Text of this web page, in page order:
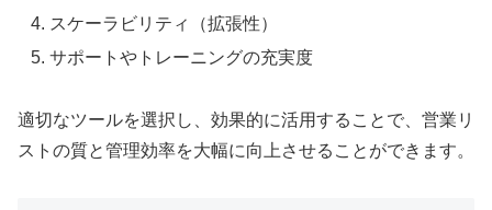
スケーラビリティ（拡張性）
サポートやトレーニングの充実度
適切なツールを選択し、効果的に活用することで、営業リ
ストの質と管理効率を大幅に向上させることができます。